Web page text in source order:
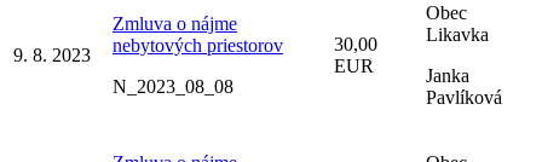
9. 8. 2023
Zmluva o nájme
nebytových priestorov
N_2023_08_08
30,00
EUR
Obec
Likavka
Janka
Pavlíková